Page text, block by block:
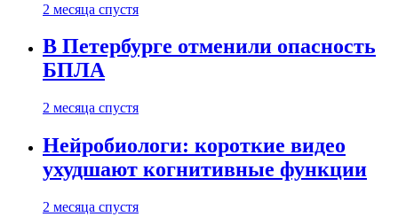
2 месяца спустя
В Петербурге отменили опасность
БПЛА
2 месяца спустя
Нейробиологи: короткие видео
ухудшают когнитивные функции
2 месяца спустя